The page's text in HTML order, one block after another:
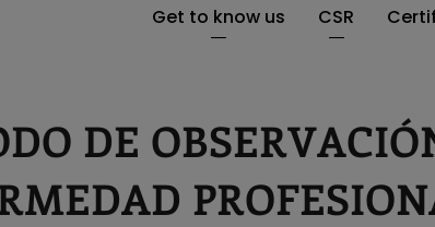
Get to know us CSR
DE